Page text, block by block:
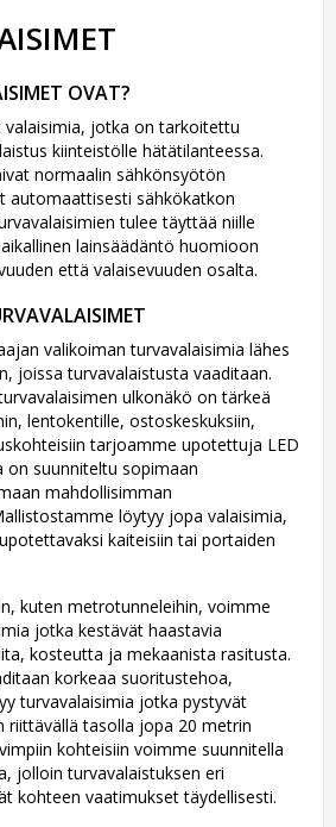
OVAT?
valaisimia, jotka on tarkoitettu
kiinteistölle hätätilanteessa.
normaalin sähkönsyötön
automaattisesti sähkökatkon
tulee täyttää niille
lainsäädäntö huomioon
että valaisevuuden osalta.
valikoiman turvavalaisimia lähes
joissa turvavalaistusta vaaditaan.
ulkonäkö on tärkeä
lentokentille, ostoskeskuksiin,
tarjoamme upotettuja LED
on suunniteltu sopimaan
mahdollisimman
löytyy jopa valaisimia,
kaiteisiin tai portaiden
kuten metrotunneleihin, voimme
jotka kestävät haastavia
kosteutta ja mekaanista rasitusta.
korkeaa suoritustehoa,
turvavalaisimia jotka pystyvät
riittävällä tasolla jopa 20 metrin
kohteisiin voimme suunnitella
jolloin turvavalaistuksen eri
kohteen vaatimukset täydellisesti.